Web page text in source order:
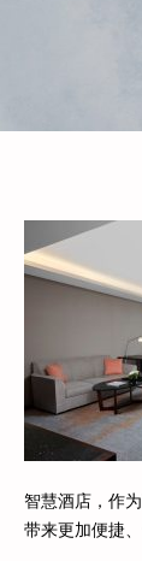
智慧酒店，作
带来更加便捷